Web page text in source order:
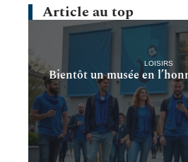
Article au top
LOISIRS
Bientôt un musée en